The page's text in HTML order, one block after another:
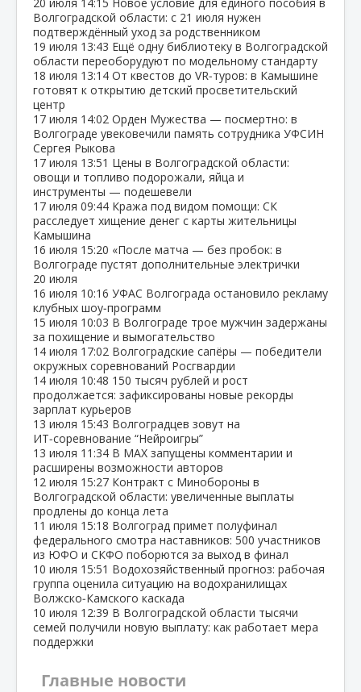
Волгоградской области: с 21 июля нужен
подтверждённый уход за родственником
19 июля 13:43 Ещё одну библиотеку в Волгоградской
области переоборудуют по модельному стандарту
18 июля 13:14 От квестов до VR‑туров: в Камышине
готовят к открытию детский просветительский
центр
17 июля 14:02 Орден Мужества — посмертно: в
Волгограде увековечили память сотрудника УФСИН
Сергея Рыкова
17 июля 13:51 Цены в Волгоградской области:
овощи и топливо подорожали, яйца и
инструменты — подешевели
17 июля 09:44 Кража под видом помощи: СК
расследует хищение денег с карты жительницы
Камышина
16 июля 15:20 «После матча — без пробок: в
Волгограде пустят дополнительные электрички
20 июля
16 июля 10:16 УФАС Волгограда остановило рекламу
клубных шоу‑программ
15 июля 10:03 В Волгограде трое мужчин задержаны
за похищение и вымогательство
14 июля 17:02 Волгоградские сапёры — победители
окружных соревнований Росгвардии
14 июля 10:48 150 тысяч рублей и рост
продолжается: зафиксированы новые рекорды
зарплат курьеров
13 июля 15:43 Волгоградцев зовут на
ИТ‑соревнование “Нейроигры”
13 июля 11:34 В МАХ запущены комментарии и
расширены возможности авторов
12 июля 15:27 Контракт с Минобороны в
Волгоградской области: увеличенные выплаты
продлены до конца лета
11 июля 15:18 Волгоград примет полуфинал
федерального смотра наставников: 500 участников
из ЮФО и СКФО поборются за выход в финал
10 июля 15:51 Водохозяйственный прогноз: рабочая
группа оценила ситуацию на водохранилищах
Волжско‑Камского каскада
10 июля 12:39 В Волгоградской области тысячи
семей получили новую выплату: как работает мера
поддержки
Главные новости